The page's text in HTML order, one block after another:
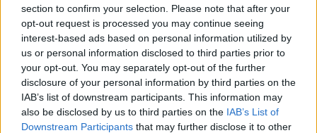
section to confirm your selection. Please note that after your
opt-out request is processed you may continue seeing
interest-based ads based on personal information utilized by
us or personal information disclosed to third parties prior to
your opt-out. You may separately opt-out of the further
disclosure of your personal information by third parties on the
IAB’s list of downstream participants. This information may
also be disclosed by us to third parties on the IAB’s List of
Downstream Participants that may further disclose it to other
αξιοποιούνται προς μεταμόσχευση επειδή δεν
είχαν συζητήσει ποτέ όσο ζούσαν με την
οικογένειά τους τη θετική τους στάση απέναντι
στη Δωρεά Οργάνων.
-Ο Εθνικός Οργανισμός Μεταμοσχεύσεων
(Ε.Ο.Μ.) είναι ο επίσημος κρατικός φορέας του